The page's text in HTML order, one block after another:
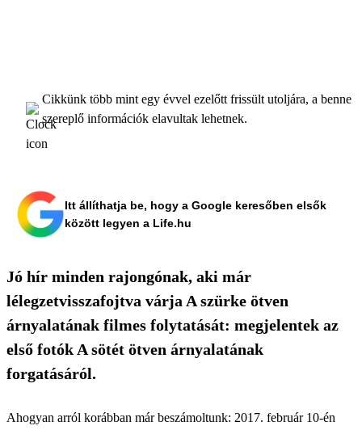
Cikkünk több mint egy évvel ezelőtt frissült utoljára, a benne
szereplő információk elavultak lehetnek.
Itt állíthatja be, hogy a Google keresőben elsők
között legyen a Life.hu
Jó hír minden rajongónak, aki már
lélegzetvisszafojtva várja A szürke ötven
árnyalatának filmes folytatását: megjelentek az
első fotók A sötét ötven árnyalatának
forgatásáról.
Ahogyan arról korábban már beszámoltunk: 2017. február 10-én